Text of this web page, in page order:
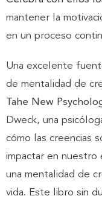
mantener la
en un proceso
Una excelente
de mentalidad de
Tahe New
Dweck, una
cómo las creencias
impactar en nuestro
una mentalidad de
vida. Este libro sin